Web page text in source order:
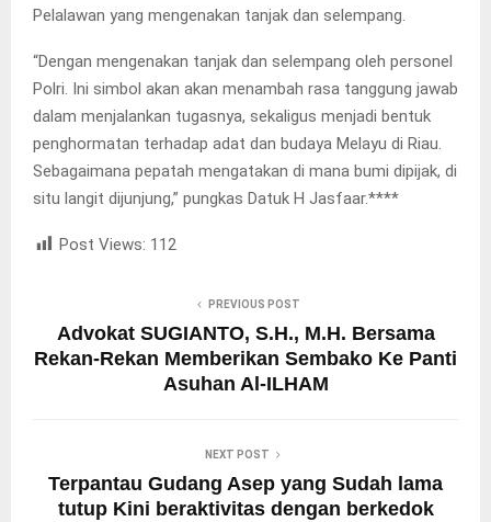
Pelalawan yang mengenakan tanjak dan selempang.
“Dengan mengenakan tanjak dan selempang oleh personel
Polri. Ini simbol akan akan menambah rasa tanggung jawab
dalam menjalankan tugasnya, sekaligus menjadi bentuk
penghormatan terhadap adat dan budaya Melayu di Riau.
Sebagaimana pepatah mengatakan di mana bumi dipijak, di
situ langit dijunjung,” pungkas Datuk H Jasfaar.****
Post Views: 112
PREVIOUS POST
Advokat SUGIANTO, S.H., M.H. Bersama
Rekan-Rekan Memberikan Sembako Ke Panti
Asuhan Al-ILHAM
NEXT POST
Terpantau Gudang Asep yang Sudah lama
tutup Kini beraktivitas dengan berkedok